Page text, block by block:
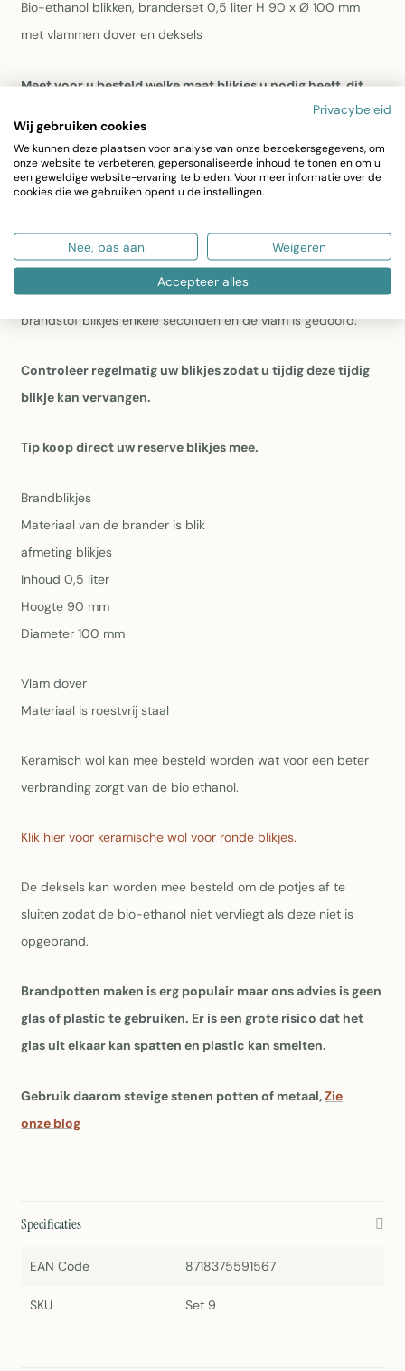
Bio-ethanol blikken, branderset 0,5 liter H 90 x Ø 100 mm
met vlammen dover en deksels
Meet voor u besteld welke maat blikjes u nodig heeft, dit
om te voorkomen dat u blikjes smaller zijn dan deze maat.
De set bestaat uit 3 lege brandstof blikjes met deksels
(navulbaar).
gebruikt worden.
Om de vlam te doven plaatst u de vlammendover op de
brandstof blikjes enkele seconden en de vlam is gedoofd.
Controleer regelmatig uw blikjes zodat u tijdig deze tijdig
blikje kan vervangen.
Tip koop direct uw reserve blikjes mee.
Brandblikjes
Materiaal van de brander is blik
afmeting blikjes
Inhoud 0,5 liter
Hoogte 90 mm
Diameter 100 mm
Vlam dover
Materiaal is roestvrij staal
Keramisch wol kan mee besteld worden wat voor een beter
verbranding zorgt van de bio ethanol.
Klik hier voor keramische wol voor ronde blikjes.
De deksels kan worden mee besteld om de potjes af te
sluiten zodat de bio-ethanol niet vervliegt als deze niet is
opgebrand.
Brandpotten maken is erg populair maar ons advies is geen
glas of plastic te gebruiken. Er is een grote risico dat het
glas uit elkaar kan spatten en plastic kan smelten.
Gebruik daarom stevige stenen potten of metaal,Zie
onze blog
Specificaties
EAN Code 8718375591567
SKU Set 9
Privacybeleid
Wij gebruiken cookies
We kunnen deze plaatsen voor analyse van onze bezoekersgegevens, om
onze website te verbeteren, gepersonaliseerde inhoud te tonen en om u
een geweldige website-ervaring te bieden. Voor meer informatie over de
cookies die we gebruiken opent u de instellingen.
Nee, pas aan Weigeren
Accepteer alles